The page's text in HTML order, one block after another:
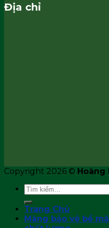
Địa chỉ
Copyright 2026 © Hoàng
Tìm
kiếm:
Trang Chủ
Màng bảo vệ bề